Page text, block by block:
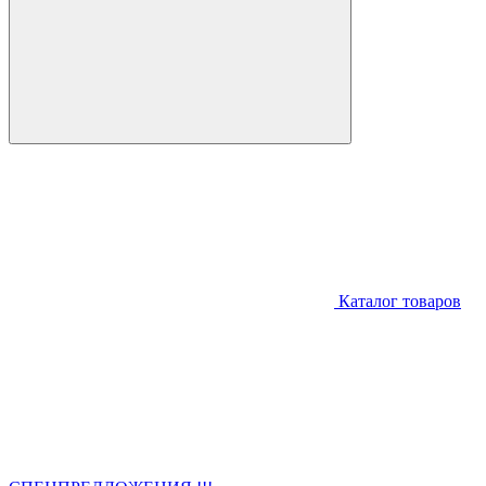
Каталог товаров